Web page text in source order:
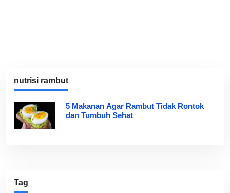
nutrisi rambut
5 Makanan Agar Rambut Tidak Rontok
dan Tumbuh Sehat
Tag